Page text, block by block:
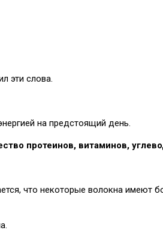
эти слова.
на предстоящий день.
протеинов, витаминов,
что некоторые волокна имеют